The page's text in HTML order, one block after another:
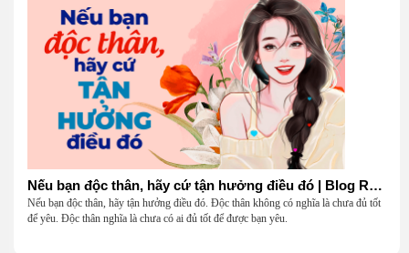
Nếu bạn độc thân, hãy cứ tận hưởng điều đó | Blog Radio 904
Nếu bạn độc thân, hãy tận hưởng điều đó. Độc thân không có nghĩa là chưa đủ tốt
để yêu. Độc thân nghĩa là chưa có ai đủ tốt để được bạn yêu.